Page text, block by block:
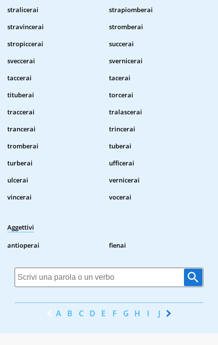
stralicerai
strapiomberai
stravincerai
stromberai
stropiccerai
succerai
sveccerai
svernicerai
taccerai
tacerai
tituberai
torcerai
traccerai
tralascerai
trancerai
trincerai
tromberai
tuberai
turberai
ufficerai
ulcerai
vernicerai
vincerai
vocerai
Aggettivi
antioperai fienai
A B C D E F G H I J K